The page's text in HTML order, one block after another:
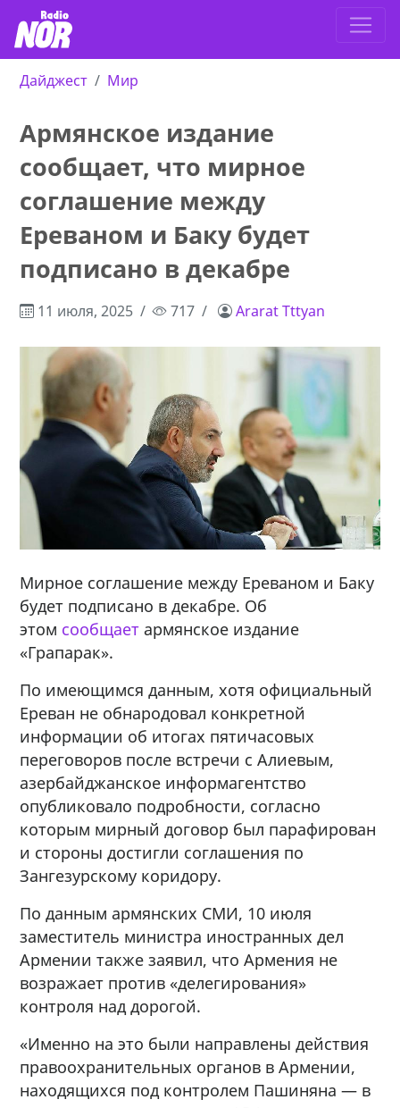
Дайджест Мир
Армянское издание
сообщает, что мирное
соглашение между
Ереваном и Баку будет
подписано в декабре
11 июля, 2025 717 Ararat Tttyan
Мирное соглашение между Ереваном и Баку
будет подписано в декабре. Об
этом сообщает армянское издание
«Грапарак».
По имеющимся данным, хотя официальный
Ереван не обнародовал конкретной
информации об итогах пятичасовых
переговоров после встречи с Алиевым,
азербайджанское информагентство
опубликовало подробности, согласно
которым мирный договор был парафирован
и стороны достигли соглашения по
Зангезурскому коридору.
По данным армянских СМИ, 10 июля
заместитель министра иностранных дел
Армении также заявил, что Армения не
возражает против «делегирования»
контроля над дорогой.
«Именно на это были направлены действия
правоохранительных органов в Армении,
находящихся под контролем Пашиняна — в